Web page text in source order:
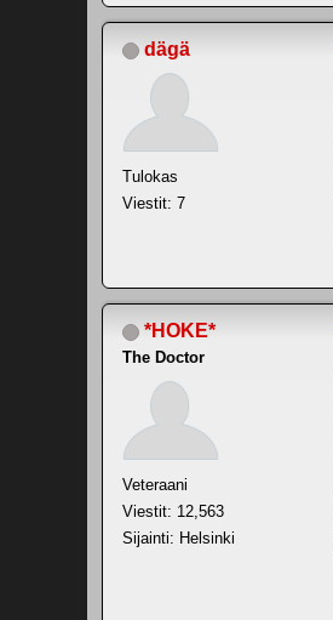
dägä
Tulokas
Viestit: 7
*HOKE*
The Doctor
Veteraani
Viestit: 12,563
Sijainti: Helsinki